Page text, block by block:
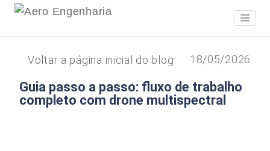
18/05/2026
Voltar a página inicial do blog
Guia passo a passo: fluxo de trabalho
completo com drone multispectral